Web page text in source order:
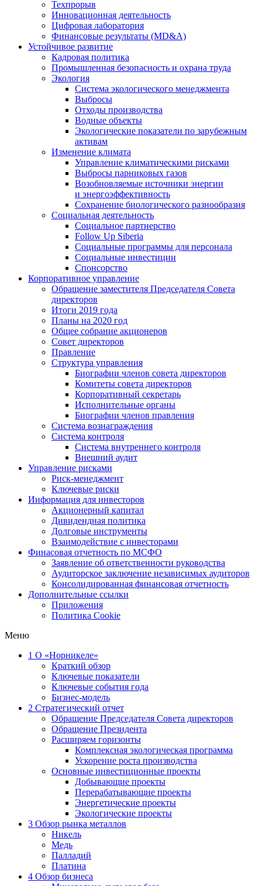
Техпрорыв
Инновационная деятельность
Цифровая лаборатория
Финансовые результаты (MD&A)
Устойчивое развитие
Кадровая политика
Промышленная безопасность и охрана труда
Экология
Система экологического менеджмента
Выбросы
Отходы производства
Водные объекты
Экологические показатели по зарубежным
активам
Изменение климата
Управление климатическими рисками
Выбросы парниковых газов
Возобновляемые источники энергии
и энергоэффективность
Сохранение биологического разнообразия
Социальная деятельность
Социальное партнерство
Follow Up Siberia
Социальные программы для персонала
Социальные инвестиции
Спонсорство
Корпоративное управление
Обращение заместителя Председателя Совета
директоров
Итоги 2019 года
Планы на 2020 год
Общее собрание акционеров
Совет директоров
Правление
Структура управления
Биографии членов совета директоров
Комитеты совета директоров
Корпоративный секретарь
Исполнительные органы
Биографии членов правления
Система вознаграждения
Система контроля
Система внутреннего контроля
Внешний аудит
Управление рисками
Риск-менеджмент
Ключевые риски
Информация для инвесторов
Акционерный капитал
Дивидендная политика
Долговые инструменты
Взаимодействие с инвеcторами
Финасовая отчетность по МСФО
Заявление об ответственности руководства
Аудиторское заключение независимых аудиторов
Консолидированная финансовая отчетность
Дополнительные ссылки
Приложения
Политика Cookie
Меню
1 О «Норникеле»
Краткий обзор
Ключевые показатели
Ключевые события года
Бизнес-модель
2 Стратегический отчет
Обращение Председателя Совета директоров
Обращение Президента
Расширяем горизонты
Комплексная экологическая программа
Ускорение роста производства
Основные инвестиционные проекты
Добывающие проекты
Перерабатывающие проекты
Энергетические проекты
Экологические проекты
3 Обзор рынка металлов
Никель
Медь
Палладий
Платина
4 Обзор бизнеса